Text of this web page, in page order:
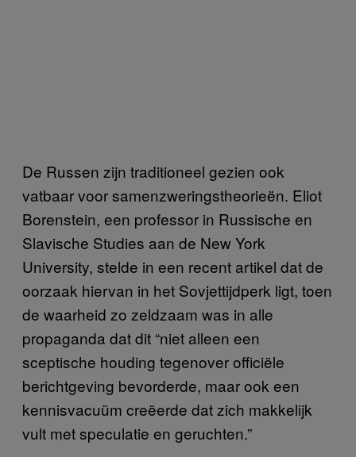
De Russen zijn traditioneel gezien ook
vatbaar voor samenzweringstheorieën. Eliot
Borenstein, een professor in Russische en
Slavische Studies aan de New York
University, stelde in een recent artikel dat de
oorzaak hiervan in het Sovjettijdperk ligt, toen
de waarheid zo zeldzaam was in alle
propaganda dat dit “niet alleen een
sceptische houding tegenover officiële
berichtgeving bevorderde, maar ook een
kennisvacuüm creëerde dat zich makkelijk
vult met speculatie en geruchten.”